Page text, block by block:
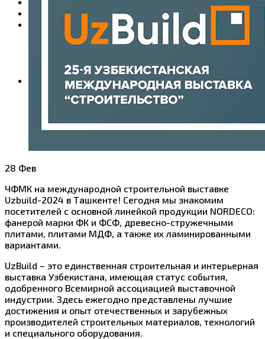
Где купить
Управление продаж
Управление логистики
Общие вопросы
Пресс-центр
Новости
Блог
28 Фев
ЧФМК на международной строительной выставке
Uzbuild-2024 в Ташкенте! Сегодня мы знакомим
посетителей с основной линейкой продукции NORDECO:
фанерой марки ФК и ФСФ, древесно-стружечными
плитами, плитами МДФ, а также их ламинированными
вариантами.
UzBuild – это единственная строительная и интерьерная
выставка Узбекистана, имеющая статус события,
одобренного Всемирной ассоциацией выставочной
индустрии. Здесь ежегодно представлены лучшие
достижения и опыт отечественных и зарубежных
производителей строительных материалов, технологий
и специального оборудования.